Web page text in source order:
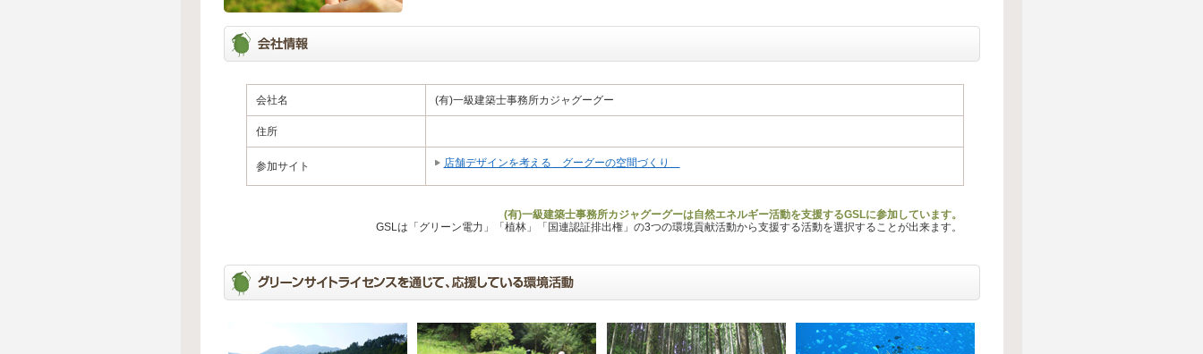
会社名 (有)一級建築士事務所カジャグーグー
住所
参加サイト 店舗デザインを考える＿グーグーの空間づくり＿
(有)一級建築士事務所カジャグーグーは自然エネルギー活動を支援するGSLに参加しています。
GSLは「グリーン電力」「植林」「国連認証排出権」の3つの環境貢献活動から支援する活動を選択することが出来ます。